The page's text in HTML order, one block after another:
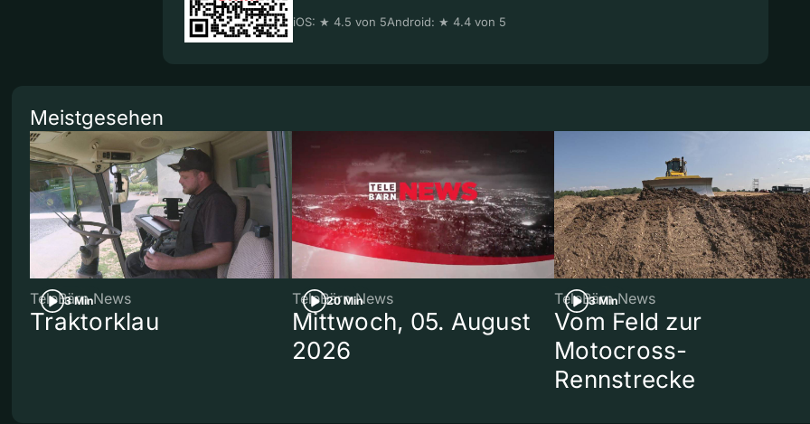
iOS: ★ 4.5 von 5Android: ★ 4.4 von 5
Meistgesehen
3 Min
TeleBärn News
Traktorklau
20 Min
TeleBärn News
Mittwoch, 05. August
2026
3 Min
TeleBärn News
Vom Feld zur
Motocross-
Rennstrecke